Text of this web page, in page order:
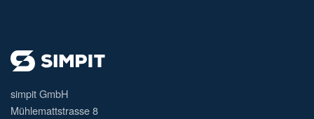
simpit GmbH
Mühlemattstrasse 8